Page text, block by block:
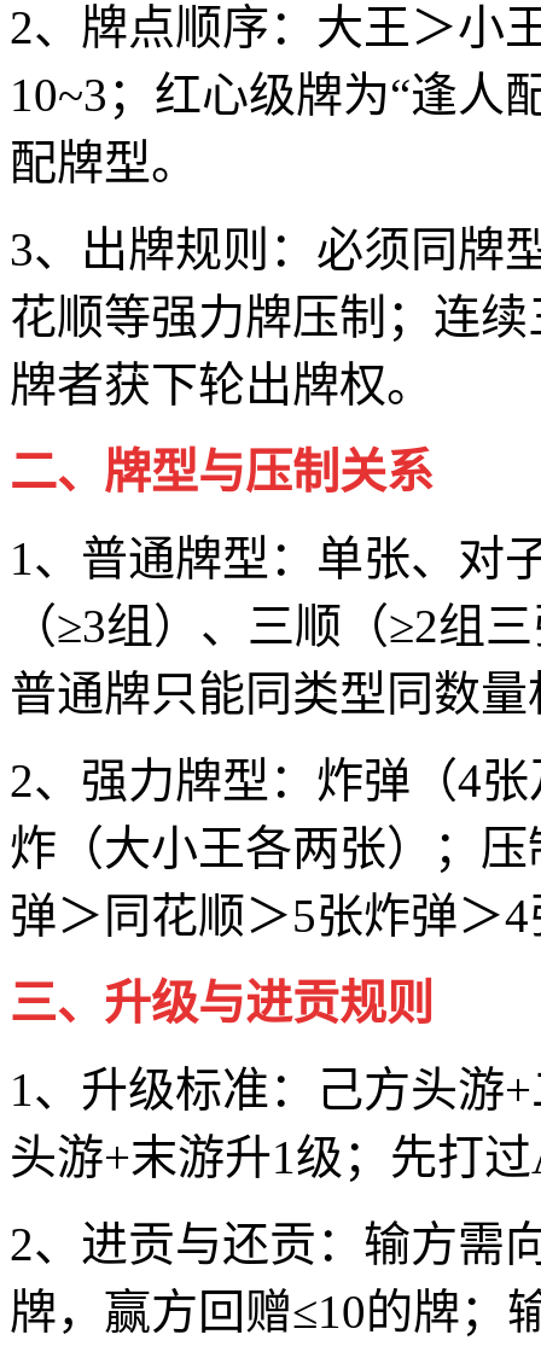
2、牌点顺序：大王＞小
10~3；红心级牌为“逢人
配牌型。
3、出牌规则：必须同牌
花顺等强力牌压制；连
牌者获下轮出牌权。
二、牌型与压制关系
1、普通牌型：单张、对
（≥3组）、三顺（≥2组
普通牌只能同类型同数
2、强力牌型：炸弹（4
炸（大小王各两张）；
弹＞同花顺＞5张炸弹＞
三、升级与进贡规则
1、升级标准：己方头游
头游+末游升1级；先打
2、进贡与还贡：输方需
牌，赢方回赠≤10的牌；